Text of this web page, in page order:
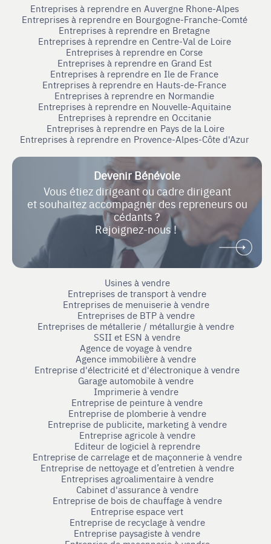
Entreprises à reprendre en Auvergne Rhone-Alpes
Entreprises à reprendre en Bourgogne-Franche-Comté
Entreprises à reprendre en Bretagne
Entreprises à reprendre en Centre-Val de Loire
Entreprises à reprendre en Corse
Entreprises à reprendre en Grand Est
Entreprises à reprendre en Ile de France
Entreprises à reprendre en Hauts-de-France
Entreprises à reprendre en Normandie
Entreprises à reprendre en Nouvelle-Aquitaine
Entreprises à reprendre en Occitanie
Entreprises à reprendre en Pays de la Loire
Entreprises à reprendre en Provence-Alpes-Côte d'Azur
Devenir Bénévole
Vous étiez dirigeant ou cadre dirigeant
et souhaitez accompagner des repreneurs ou
cédants ?
Rejoignez-nous !
Usines à vendre
Entreprises de transport à vendre
Entreprises de menuiserie à vendre
Entreprises de BTP à vendre
Entreprises de métallerie / métallurgie à vendre
SSII et ESN à vendre
Agence de voyage à vendre
Agence immobilière à vendre
Entreprise d'électricité et d'électronique à vendre
Garage automobile à vendre
Imprimerie à vendre
Entreprise de peinture à vendre
Entreprise de plomberie à vendre
Entreprise de publicite, marketing à vendre
Entreprise agricole à vendre
Editeur de logiciel à reprendre
Entreprise de carrelage et de maçonnerie à vendre
Entreprise de nettoyage et d’entretien à vendre
Entreprises agroalimentaire à vendre
Cabinet d'assurance à vendre
Entreprise de bois de chauffage à vendre
Entreprise espace vert
Entreprise de recyclage à vendre
Entreprise paysagiste à vendre